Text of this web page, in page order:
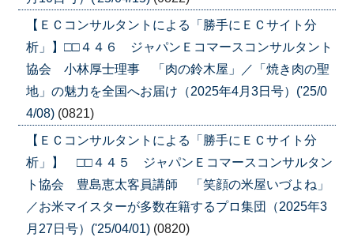
【ＥＣコンサルタントによる「勝手にＥＣサイト分
析」】□□４４６ ジャパンＥコマースコンサルタント
協会 小林厚士理事 「肉の鈴木屋」／「焼き肉の聖
地」の魅力を全国へお届け（2025年4月3日号）('25/0
4/08) (0821)
【ＥＣコンサルタントによる「勝手にＥＣサイト分
析」】 □□４４５ ジャパンＥコマースコンサルタン
ト協会 豊島恵太客員講師 「笑顔の米屋いづよね」
／お米マイスターが多数在籍するプロ集団（2025年3
月27日号）('25/04/01) (0820)